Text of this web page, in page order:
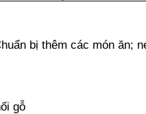
bị thêm các món ăn;
gỗ